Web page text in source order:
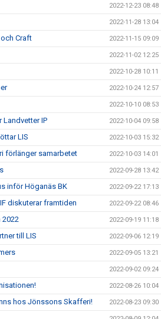
2022-12-23 08:48
2022-11-28 13:04
Craft 2022-11-15 09:09
2022-11-02 12:25
2022-10-28 10:11
2022-10-24 12:57
2022-10-10 08:53
IP 2022-10-04 09:58
LIS 2022-10-03 15:32
förlänger samarbetet 2022-10-03 14:01
2022-09-28 13:42
inför Höganäs BK 2022-09-22 17:13
diskuterar framtiden 2022-09-22 08:46
2022 2022-09-19 11:18
till LIS 2022-09-06 12:19
2022-09-05 13:21
2022-09-02 09:24
2022-08-26 10:04
hos Jönssons Skafferi! 2022-08-23 09:30